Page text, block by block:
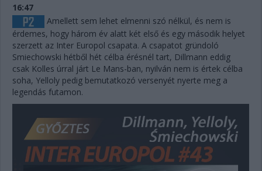
16:47
Amellett sem lehet elmenni szó nélkül, és nem is
érdemes, hogy három év alatt két első és egy második helyet
szerzett az Inter Europol csapata. A csapatot gründoló
Smiechowski hétből hét célba érésnél tart, Dillmann eddig
csak Kolles úrral járt Le Mans-ban, nyilván nem is értek célba
soha, Yelloly pedig bemutatkozó versenyét nyerte meg a
legendás futamon.